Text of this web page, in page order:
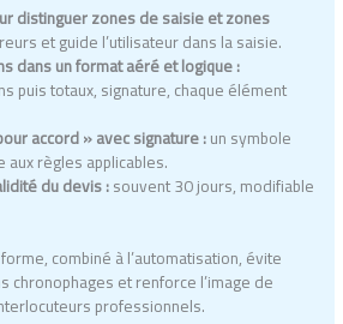
distinguer zones de saisie et zones
et guide l’utilisateur dans la saisie.
dans un format aéré et logique :
puis totaux, signature, chaque élément
accord » avec signature :un symbole
règles applicables.
du devis :souvent 30 jours, modifiable
combiné à l’automatisation, évite
chronophages et renforce l’image de
professionnels.